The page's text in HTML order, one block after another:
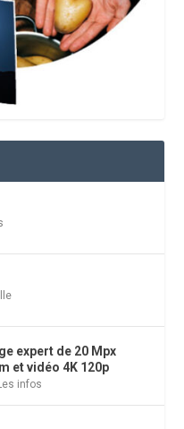
expert de 20 Mpx
et vidéo 4K 120p
infos